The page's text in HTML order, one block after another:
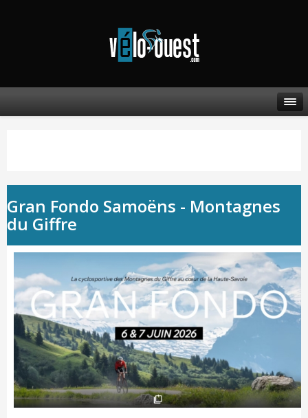
Gran Fondo Samoëns - Montagnes
du Giffre